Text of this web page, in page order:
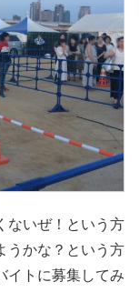
ないぜ！という方
うかな？という方
イトに募集してみ